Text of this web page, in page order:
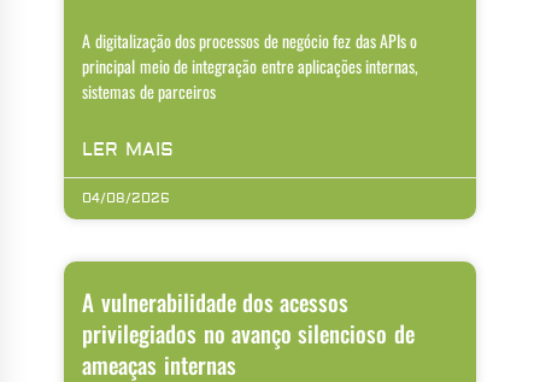
A digitalização dos processos de negócio fez das APIs o
principal meio de integração entre aplicações internas,
sistemas de parceiros
LER MAIS
04/08/2026
A vulnerabilidade dos acessos
privilegiados no avanço silencioso de
ameaças internas